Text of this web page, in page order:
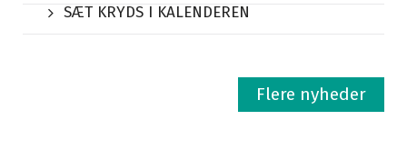
SÆT KRYDS I KALENDEREN
Flere nyheder